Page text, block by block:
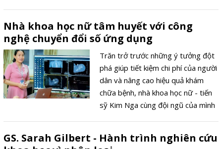
sĩ cách mạng trầm lặng, cả cuộc đời
cống hiến cho sự nghiệp xây dựng,
bảo vệ Tổ quốc.
Nhà khoa học nữ tâm huyết với công
nghệ chuyển đổi số ứng dụng
Trăn trở trước những ý tưởng đột
phá giúp tiết kiệm chi phí của người
dân và nâng cao hiệu quả khám
chữa bệnh, nhà khoa học nữ - tiến
sỹ Kim Nga cùng đội ngũ của mình
đột phá và ứng dụng cao.
GS. Sarah Gilbert - Hành trình nghiên cứu